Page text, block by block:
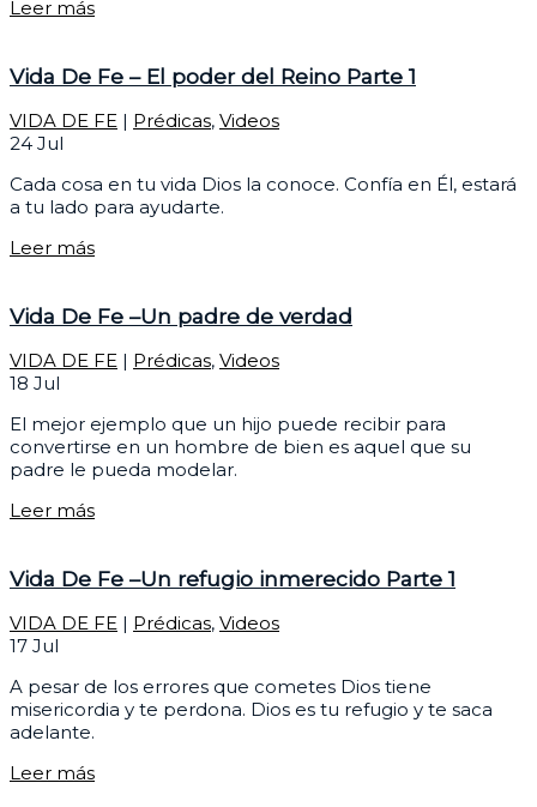
Leer más
Vida De Fe – El poder del Reino Parte 1
VIDA DE FE | Prédicas, Videos
24 Jul
Cada cosa en tu vida Dios la conoce. Confía en Él, estará
a tu lado para ayudarte.
Leer más
Vida De Fe –Un padre de verdad
VIDA DE FE | Prédicas, Videos
18 Jul
El mejor ejemplo que un hijo puede recibir para
convertirse en un hombre de bien es aquel que su
padre le pueda modelar.
Leer más
Vida De Fe –Un refugio inmerecido Parte 1
VIDA DE FE | Prédicas, Videos
17 Jul
A pesar de los errores que cometes Dios tiene
misericordia y te perdona. Dios es tu refugio y te saca
adelante.
Leer más